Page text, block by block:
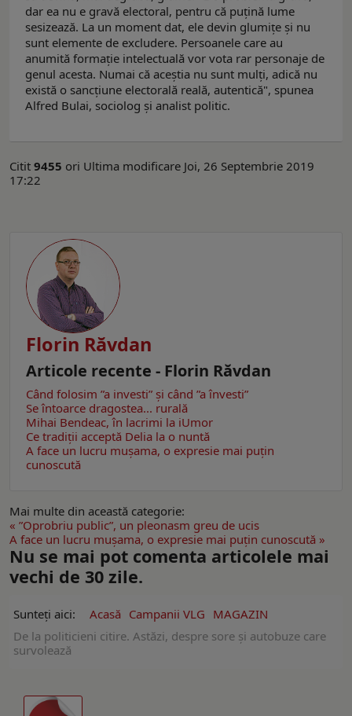
dar ea nu e gravă electoral, pentru că puţină lume
sesizează. La un moment dat, ele devin glumiţe şi nu
sunt elemente de excludere. Persoanele care au
anumită formaţie intelectuală vor vota rar personaje de
genul acesta. Numai că aceştia nu sunt mulţi, adică nu
există o sancţiune electorală reală, autentică", spunea
Alfred Bulai, sociolog şi analist politic.
Citit 9455 ori Ultima modificare Joi, 26 Septembrie 2019
17:22
Florin Răvdan
Articole recente - Florin Răvdan
Când folosim ”a investi” şi când ”a învesti”
Se întoarce dragostea... rurală
Mihai Bendeac, în lacrimi la iUmor
Ce tradiţii acceptă Delia la o nuntă
A face un lucru muşama, o expresie mai puţin
cunoscută
Mai multe din această categorie:
« ”Oprobriu public”, un pleonasm greu de ucis
A face un lucru muşama, o expresie mai puţin cunoscută »
Nu se mai pot comenta articolele mai
vechi de 30 zile.
Sunteți aici: Acasă Campanii VLG MAGAZIN
De la politicieni citire. Astăzi, despre sore şi autobuze care
survolează